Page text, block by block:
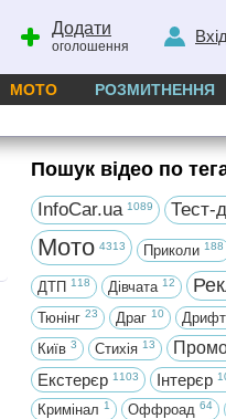
Додати
оголошення
Вхід
МОТО РОЗМИТНЕННЯ
Пошук відео по
InfoCar.ua 1089 Тест-
Мото 4313 Приколи 188
ДТП 118 Дівчата 12
Тюнінг 23 Драг 10 Дрифт
Київ 3 Стихія 13
Екстерєр 1103 Інтерєр
Кримінал 1 Оффроад 64